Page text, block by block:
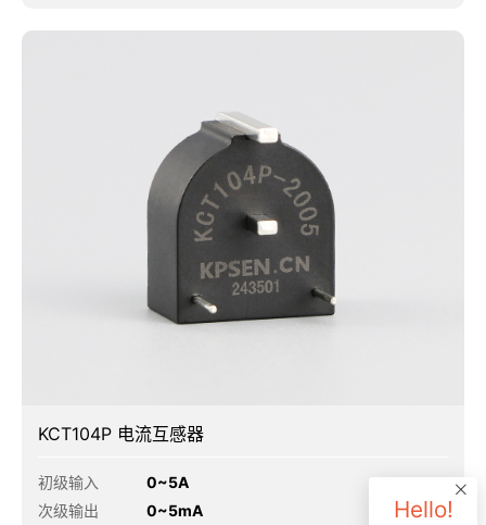
KCT104P 电流互感器
初级输入
0~5A
次级输出
0~5mA Hello!